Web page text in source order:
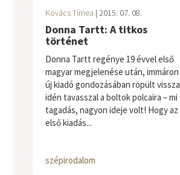
Kovács Tímea | 2015. 07. 08.
Donna Tartt: A titkos
történet
Donna Tartt regénye 19 évvel első
magyar megjelenése után, immáron
új kiadó gondozásában röpült vissza
idén tavasszal a boltok polcaira – mi
tagadás, nagyon ideje volt! Hogy az
első kiadás...
szépirodalom